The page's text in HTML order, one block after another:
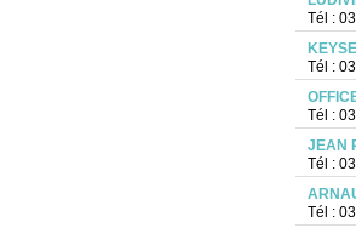
Tél :
Tél :
Tél :
JEAN
Tél :
Tél :